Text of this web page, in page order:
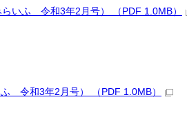
いふ 令和3年2月号） （PDF 1.0MB）
令和3年2月号） （PDF 1.0MB）